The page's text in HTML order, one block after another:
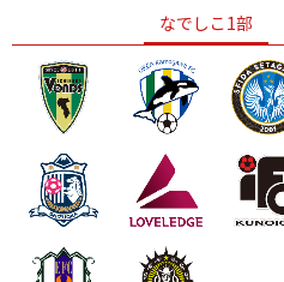
ニッパツ 名古屋
なでしこ1部